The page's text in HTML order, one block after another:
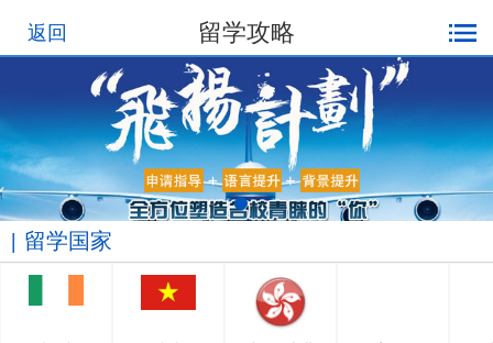
返回 留学攻略
留学国家